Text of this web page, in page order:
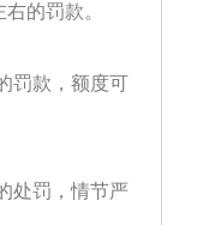
的罚款。
罚款，额度可
处罚，情节严